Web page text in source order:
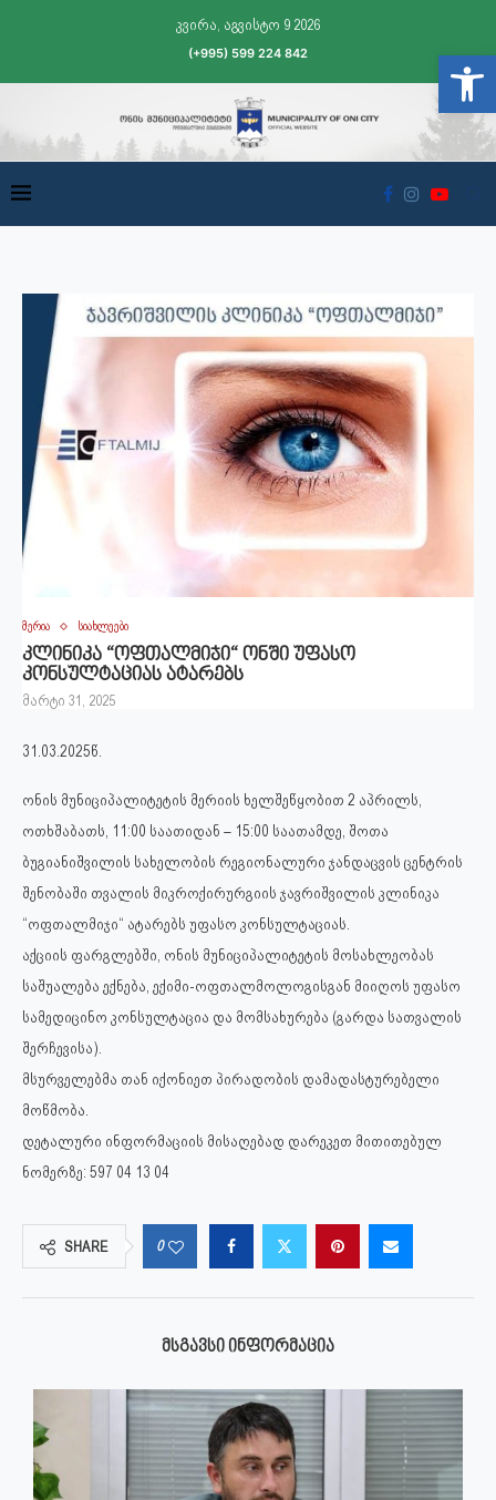
კვირა, აგვისტო 9 2026
(+995) 599 224 842
მერია სიახლეები
კლინიკა “ოფთალმიჯი“ ონში უფასო
კონსულტაციას ატარებს
მარტი 31, 2025
31.03.2025წ.
ონის მუნიციპალიტეტის მერიის ხელშეწყობით 2 აპრილს,
ოთხშაბათს, 11:00 საათიდან – 15:00 საათამდე, შოთა
ბუგიანიშვილის სახელობის რეგიონალური ჯანდაცვის ცენტრის
შენობაში თვალის მიკროქირურგიის ჯავრიშვილის კლინიკა
“ოფთალმიჯი“ ატარებს უფასო კონსულტაციას.
აქციის ფარგლებში, ონის მუნიციპალიტეტის მოსახლეობას
საშუალება ექნება, ექიმი-ოფთალმოლოგისგან მიიღოს უფასო
სამედიცინო კონსულტაცია და მომსახურება (გარდა სათვალის
შერჩევისა).
მსურველებმა თან იქონიეთ პირადობის დამადასტურებელი
მოწმობა.
დეტალური ინფორმაციის მისაღებად დარეკეთ მითითებულ
ნომერზე: 597 04 13 04
SHARE 0
ᲛᲡᲒᲐᲕᲡᲘ ᲘᲜᲤᲝᲠᲛᲐᲪᲘᲐ